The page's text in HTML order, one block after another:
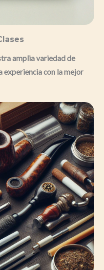
amplia variedad de
experiencia con la mejor